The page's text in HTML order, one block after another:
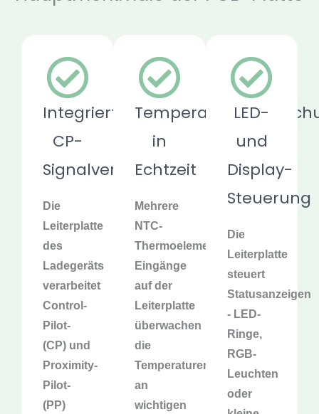
Integrierte
CP-
Signalverarbeitung
Die
Leiterplatte
des
Ladegeräts
verarbeitet
Control-
Pilot-
(CP) und
Proximity-
Pilot-
(PP)
in
Echtzeit
Mehrere
NTC-
Thermoelement-
Eingänge
auf der
Leiterplatte
überwachen
die
Temperaturen
an
wichtigen
LED-
und
Display-
Steuerung
Die
Leiterplatte
steuert
Statusanzeigen
- LED-
Ringe,
RGB-
Leuchten
oder